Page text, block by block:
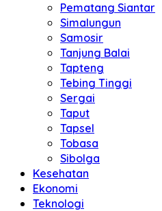
Pematang Siantar
Simalungun
Samosir
Tanjung Balai
Tapteng
Tebing Tinggi
Sergai
Taput
Tapsel
Tobasa
Sibolga
Kesehatan
Ekonomi
Teknologi